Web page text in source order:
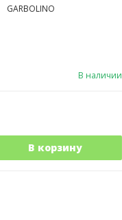
GARBOLINO
В наличии
В корзину